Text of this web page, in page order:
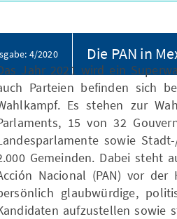
4/2020 Die ­PAN in
Jahr 2021 wird ein
Parteien befinden sich
Es stehen zur
15 von 32
e sowie
Gemeinden. Dabei steht
Nacional (PAN) vor der
glaubwürdige,
aufzustellen sowie